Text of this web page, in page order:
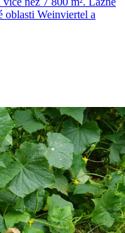
oblasti Weinviertel a